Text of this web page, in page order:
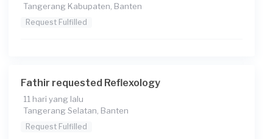
Tangerang Kabupaten, Banten
Request Fulfilled
Fathir requested Reflexology
11 hari yang lalu
Tangerang Selatan, Banten
Request Fulfilled